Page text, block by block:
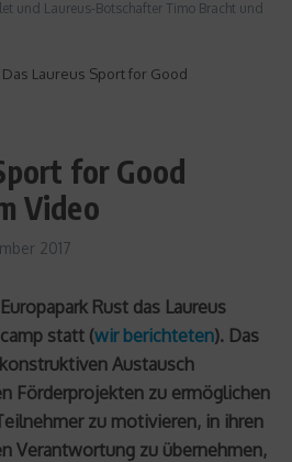
und Laureus-Botschafter Timo Bracht und
Das Laureus Sport for Good
for Good
Video
2017
Rust das Laureus
statt (wir berichteten). Das
Austausch
Förderprojekten zu ermöglichen
zu motivieren, in ihren
Verantwortung zu übernehmen,